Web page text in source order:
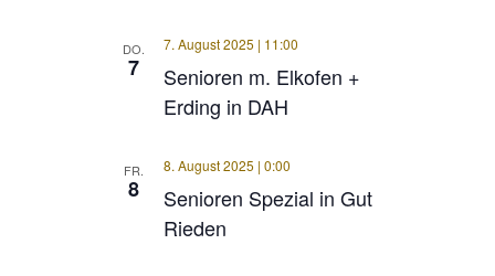
DO.
7
Senioren m. Elkofen +
Erding in DAH
7. August 2025 | 11:00
FR.
8
Senioren Spezial in Gut
Rieden
8. August 2025 | 0:00